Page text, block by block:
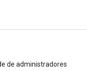
de administradores